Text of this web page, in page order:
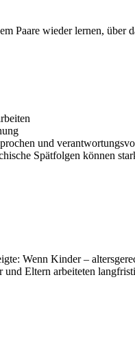
Paare wieder lernen,
und
Spätfolgen können
Wenn Kinder –
Eltern arbeiteten